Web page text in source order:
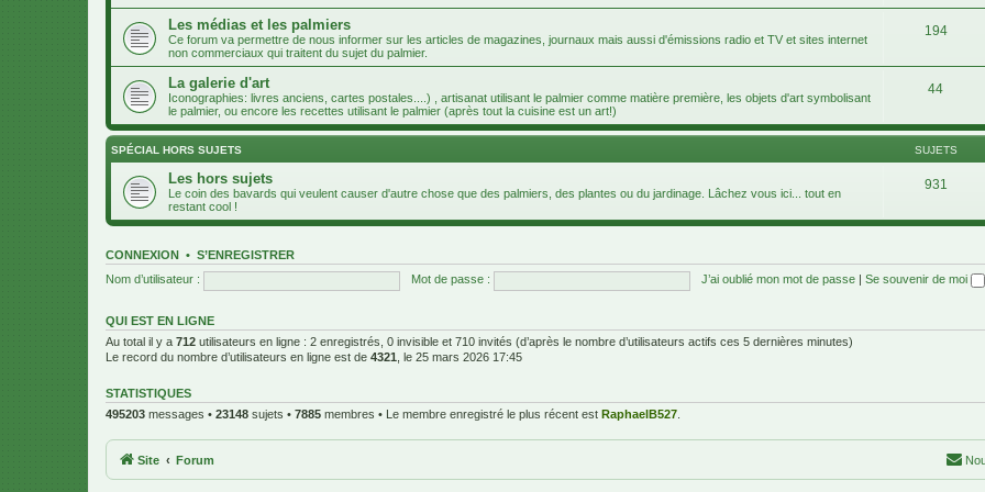
Les médias et les palmiers
Ce forum va permettre de nous informer sur les articles de magazines, journaux mais aussi d'émissions radio et TV et sites internet
non commerciaux qui traitent du sujet du palmier.
194
La galerie d'art
Iconographies: livres anciens, cartes postales....) , artisanat utilisant le palmier comme matière première, les objets d'art symbolisant
le palmier, ou encore les recettes utilisant le palmier (après tout la cuisine est un art!)
44
SPÉCIAL HORS SUJETS SUJETS
Les hors sujets
Le coin des bavards qui veulent causer d'autre chose que des palmiers, des plantes ou du jardinage. Lâchez vous ici... tout en
restant cool !
931
CONNEXION • S’ENREGISTRER
Nom d’utilisateur :
Mot de passe : J’ai oublié mon mot de passe Se souvenir de moi
QUI EST EN LIGNE
Au total il y a 712 utilisateurs en ligne : 2 enregistrés, 0 invisible et 710 invités (d’après le nombre d’utilisateurs actifs ces 5 dernières minutes)
Le record du nombre d’utilisateurs en ligne est de 4321 , le 25 mars 2026 17:45
STATISTIQUES
495203 messages • 23148 sujets • 7885 membres • Le membre enregistré le plus récent est RaphaelB527
Site Forum